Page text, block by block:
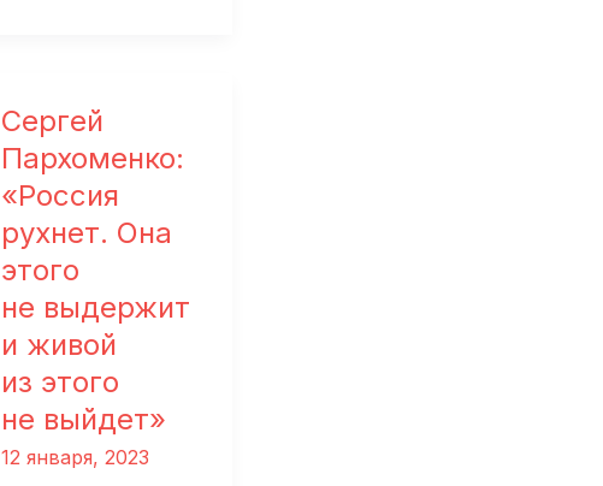
найдут
Сергей
Пархоменко:
«Россия
рухнет. Она
этого
не выдержит
и живой
из этого
не выйдет»
12 января, 2023